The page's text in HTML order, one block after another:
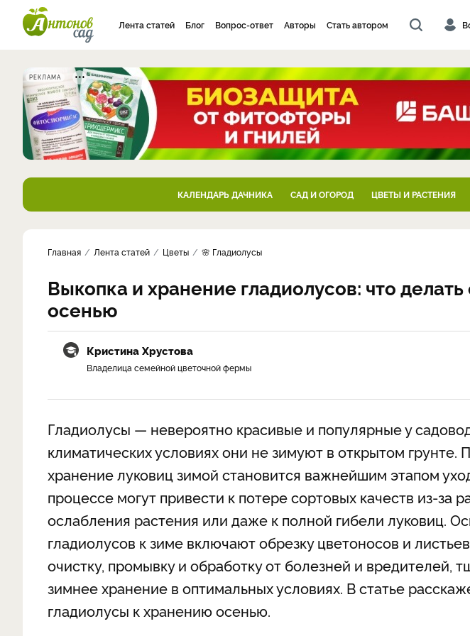
Лента статей Блог Вопрос-ответ Авторы Стать автором
РЕКЛАМА
КАЛЕНДАРЬ ДАЧНИКА САД И ОГОРОД ЦВЕТЫ И РАСТЕНИЯ
Главная Лента статей Цветы 🌸 Гладиолусы
Выкопка и хранение гладиолусов: что
осенью
Кристина Хрустова
Владелица семейной цветочной фермы
Гладиолусы — невероятно красивые и популярные у
климатических условиях они не зимуют в открытом грунте.
хранение луковиц зимой становится важнейшим этапом
процессе могут привести к потере сортовых качеств из-за
ослабления растения или даже к полной гибели луковиц.
гладиолусов к зиме включают обрезку цветоносов и
очистку, промывку и обработку от болезней и вредителей,
зимнее хранение в оптимальных условиях. В статье
гладиолусы к хранению осенью.